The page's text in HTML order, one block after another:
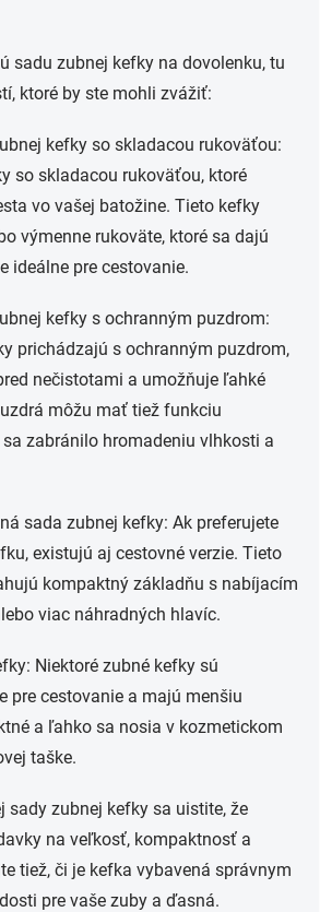
sadu zubnej kefky na dovolenku, tu
ktoré by ste mohli zvážiť:
kefky so skladacou rukoväťou:
so skladacou rukoväťou, ktoré
vo vašej batožine. Tieto kefky
výmenne rukoväte, ktoré sa dajú
ideálne pre cestovanie.
kefky s ochranným puzdrom:
prichádzajú s ochranným puzdrom,
nečistotami a umožňuje ľahké
môžu mať tiež funkciu
zabránilo hromadeniu vlhkosti a
sada zubnej kefky: Ak preferujete
existujú aj cestovné verzie. Tieto
kompaktný základňu s nabíjacím
viac náhradných hlavíc.
Niektoré zubné kefky sú
pre cestovanie a majú menšiu
a ľahko sa nosia v kozmetickom
taške.
sady zubnej kefky sa uistite, že
na veľkosť, kompaktnosť a
tiež, či je kefka vybavená správnym
pre vaše zuby a ďasná.